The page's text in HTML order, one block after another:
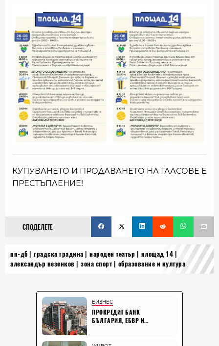
КУПУВАНЕТО И ПРОДАВАНЕТО НА ГЛАСОВЕ Е
ПРЕСТЪПЛЕНИЕ!
СПОДЕЛЕТЕ
пп-дб градска градина народен театър
площад 14
александър везенков
зона спорт образование и култура